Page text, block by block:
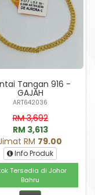
Tangan 916 -
GAJAH
ART642036
RM 3,692
RM 3,613
RM 79.00
Info Produk
Tersedia di Johor
Bahru